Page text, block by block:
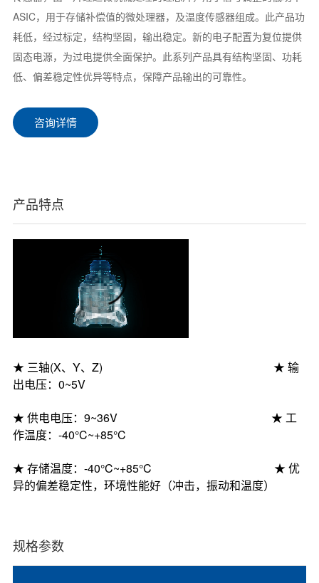
ASIC，用于存储补偿值的微处理器，及温度传感器组成。此产品功
耗低，经过标定，结构坚固，输出稳定。新的电子配置为复位提供
固态电源，为过电提供全面保护。此系列产品具有结构坚固、功耗
低、偏差稳定性优异等特点，保障产品输出的可靠性。
咨询详情
产品特点
★ 三轴(X、Y、Z) ★ 输
出电压： 0~5V
★ 供电电压： 9~36V ★ 工
作温度： -40°C~+85°C
★ 存储温度： -40°C~+85°C ★ 优
异的偏差稳定性，环境性能好（冲击，振动和温度）
规格参数